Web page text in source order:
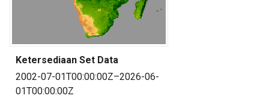
Ketersediaan Set Data
2002-07-01T00:00:00Z–2026-06-
01T00:00:00Z